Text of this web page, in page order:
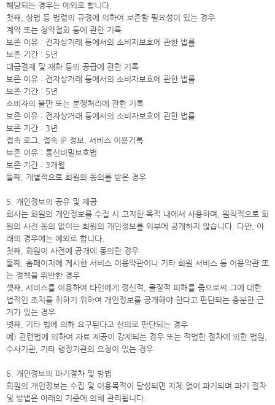
해당되는 경우는 예외로 합니다.
첫째, 상법 등 법령의 규정에 의하여 보존할 필요성이 있는 경우
계약 또는 청약철회 등에 관한 기록
보존 이유 : 전자상거래 등에서의 소비자보호에 관한 법률
보존 기간 : 5년
대금결제 및 재화 등의 공급에 관한 기록
보존 이유 : 전자상거래 등에서의 소비자보호에 관한 법률
보존 기간 : 5년
소비자의 불만 또는 분쟁처리에 관한 기록
보존 이유 : 전자상거래 등에서의 소비자보호에 관한 법률
보존 기간 : 3년
접속 로그, 접속 IP 정보, 서비스 이용기록
보존 이유 : 통신비밀보호법
보존 기간 : 3개월
둘째, 개별적으로 회원의 동의를 받은 경우
5. 개인정보의 공유 및 제공
회사는 회원의 개인정보를 수집 시 고지한 목적 내에서 사용하며, 원칙적으로 회
원의 사전 동의 없이는 회원의 개인정보를 외부에 공개하지 않습니다. 다만, 아
래의 경우에는 예외로 합니다.
첫째, 회원이 사전에 공개에 동의한 경우
둘째, 홈페이지에 게시한 서비스 이용약관이나 기타 회원 서비스 등 이용약관 또
는 정책을 위반한 경우
셋째, 서비스를 이용하여 타인에게 정신적, 물질적 피해를 줌으로써 그에 대한
법적인 조치를 취하기 위하여 개인정보를 공개해야 한다고 판단되는 충분한 근
거가 있는 경우
넷째, 기타 법에 의해 요구된다고 선의로 판단되는 경우
예) 관련법에 의하여 자료 제공이 강제되는 경우 또는 적법한 절차에 의한 법원,
수사기관, 기타 행정기관의 요청이 있는 경우
6. 개인정보의 파기절차 및 방법
회원의 개인정보는 수집 및 이용목적이 달성되면 지체 없이 파기되며 파기 절차
및 방법은 아래의 기준에 의해 관리됩니다.